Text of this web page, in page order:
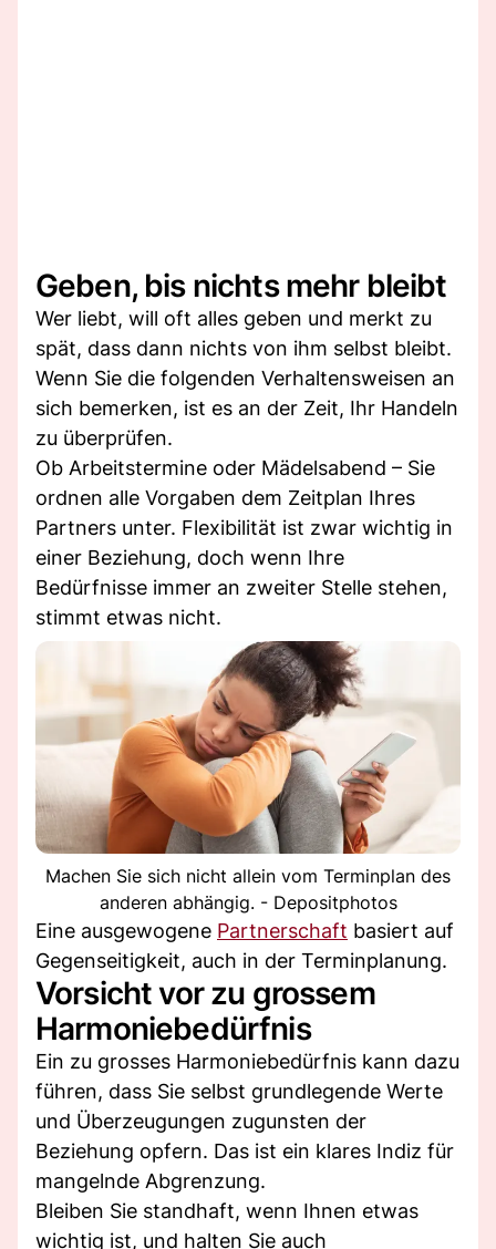
Geben, bis nichts mehr bleibt
Wer liebt, will oft alles geben und merkt zu
spät, dass dann nichts von ihm selbst bleibt.
Wenn Sie die folgenden Verhaltensweisen an
sich bemerken, ist es an der Zeit, Ihr Handeln
zu überprüfen.
Ob Arbeitstermine oder Mädelsabend – Sie
ordnen alle Vorgaben dem Zeitplan Ihres
Partners unter. Flexibilität ist zwar wichtig in
einer Beziehung, doch wenn Ihre
Bedürfnisse immer an zweiter Stelle stehen,
stimmt etwas nicht.
Machen Sie sich nicht allein vom Terminplan des
anderen abhängig. - Depositphotos
Eine ausgewogene Partnerschaft basiert auf
Gegenseitigkeit, auch in der Terminplanung.
Vorsicht vor zu grossem
Harmoniebedürfnis
Ein zu grosses Harmoniebedürfnis kann dazu
führen, dass Sie selbst grundlegende Werte
und Überzeugungen zugunsten der
Beziehung opfern. Das ist ein klares Indiz für
mangelnde Abgrenzung.
Bleiben Sie standhaft, wenn Ihnen etwas
wichtig ist, und halten Sie auch